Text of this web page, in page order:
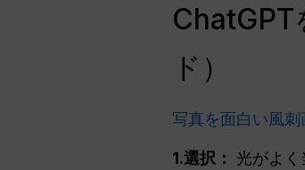
ChatGPT
ド）
写真を面白い風刺
1.選択： 光がよ